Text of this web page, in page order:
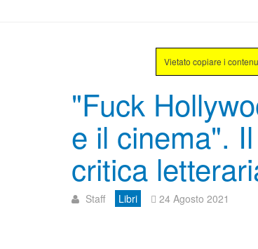
Vietato copiare i
"Fuck
e il cinema".
critica
Staff Libri 24 Agosto 2021